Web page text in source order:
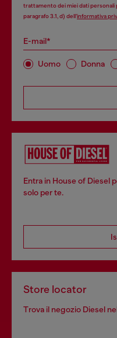
trattamento dei miei dati personali
paragrafo 3.1, d) dell’informativa
E-mail*
Uomo Donna
Entra in House of Diesel
solo per te.
Store locator
Trova il negozio Diesel